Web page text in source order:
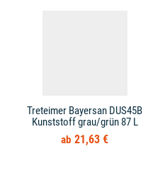
Treteimer Bayersan DUS45B
Kunststoff grau/grün 87 L
21,63 €